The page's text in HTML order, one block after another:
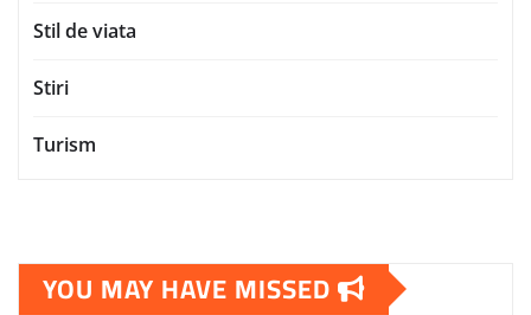
Stil de viata
Stiri
Turism
YOU MAY HAVE MISSED